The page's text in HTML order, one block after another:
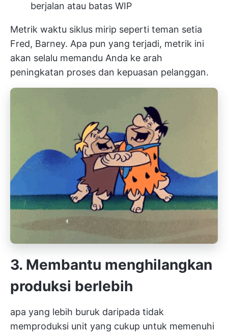
berjalan atau batas WIP
Metrik waktu siklus mirip seperti teman setia
Fred, Barney. Apa pun yang terjadi, metrik ini
akan selalu memandu Anda ke arah
peningkatan proses dan kepuasan pelanggan.
3. Membantu menghilangkan
produksi berlebih
apa yang lebih buruk daripada tidak
memproduksi unit yang cukup untuk memenuhi